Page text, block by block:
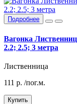
Подробнее
Вагонка
2.2; 2.5; 3 метра
Лиственница
111 р. /пог.м.
Купить